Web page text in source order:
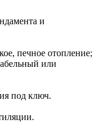
и
печное отопление;
или
под ключ.